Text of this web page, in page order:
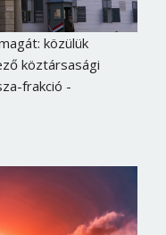
közülük
köztársasági
frakció -